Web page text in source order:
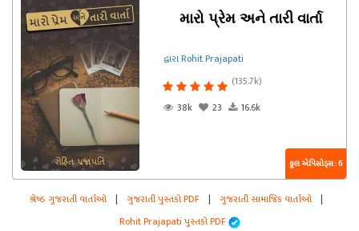
મારો પ્રેમ અને તારી વાર્તા
દ્વારા Rohit Prajapati
(135.7k)
38k
23 16.6k
કુલ એપિસોડ્સ : 6
શ્રેષ્ઠ ગુજરાતી વાર્તાઓ | ગુજરાતી પુસ્તકો PDF | ગુજરાતી સામાજિક વાર્તાઓ |
Rohit Prajapati પુસ્તકો PDF